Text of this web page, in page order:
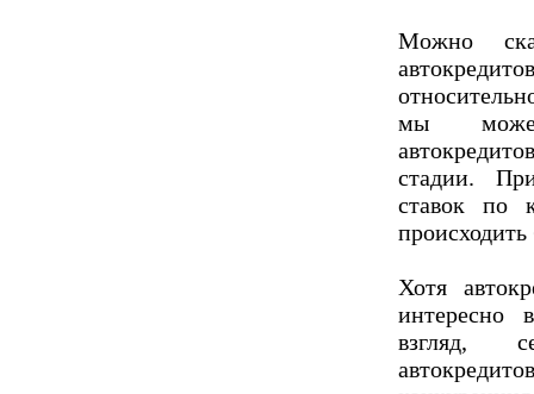
Можно
мы
стадии.
ставок по
Хотя
интересно
взгляд,